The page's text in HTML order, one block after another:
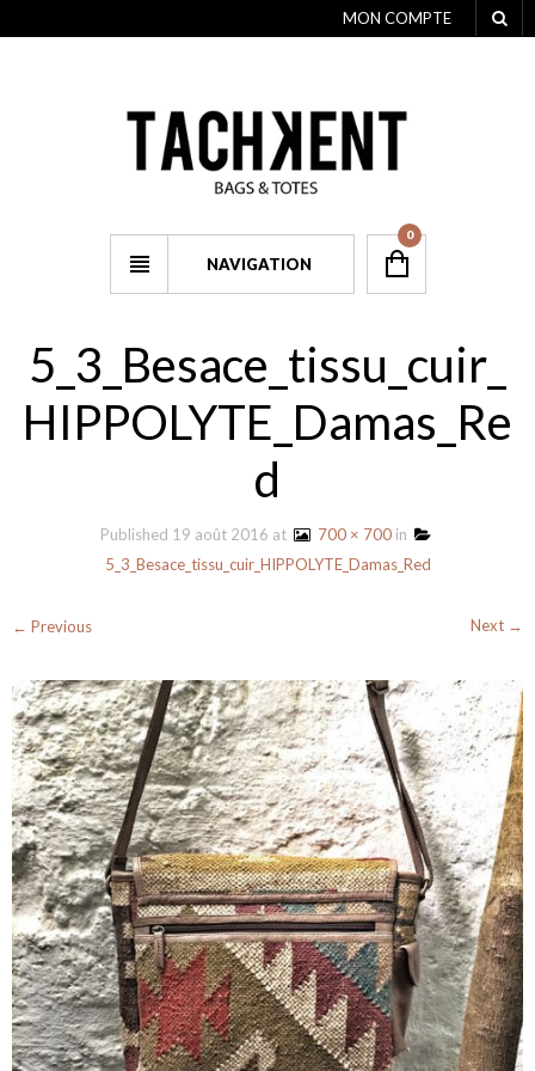
MON COMPTE
NAVIGATION
0
5_3_Besace_tissu_cuir_
HIPPOLYTE_Damas_Re
d
Published 19 août 2016 at 700 × 700 in
5_3_Besace_tissu_cuir_HIPPOLYTE_Damas_Red
← Previous Next →